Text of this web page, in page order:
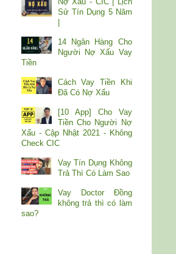
Sử Tín Dụng 5 Năm
14 Ngân Hàng Cho
Người Nợ Xấu Vay
Tiền
Cách Vay Tiền Khi
Đã Có Nợ Xấu
[10 App] Cho Vay
Tiền Cho Người Nợ
Xấu - Cập Nhật 2021 - Không
Check CIC
Vay Tín Dụng Không
Trả Thì Có Làm Sao
Vay Doctor Đồng
không trả thì có làm
sao?